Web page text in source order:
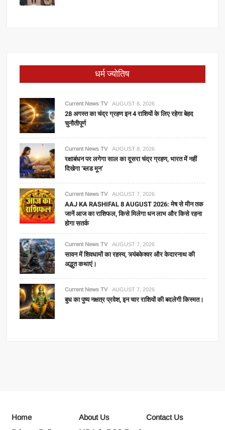
धर्म ज्योतिष
Current News TV AUGUST 8, 2026
28 अगस्त का चंद्र ग्रहण इन 4 राशियों के लिए रहेगा बेहद
चुनौतीपूर्ण
Current News TV AUGUST 8, 2026
रक्षाबंधन पर लगेगा साल का दूसरा चंद्र ग्रहण, भारत में नहीं
दिखेगा ‘ब्लड मून’
Current News TV AUGUST 7, 2026
AAJ KA RASHIFAL 8 AUGUST 2026: मेष से मीन तक
जानें आज का राशिफल, किसे मिलेगा धन लाभ और किसे रहना
होगा सतर्क
Current News TV AUGUST 7, 2026
सावन में शिवधामों का रहस्य, त्र्यंबकेश्वर और केदारनाथ की
अद्भुत कथाएं।
Current News TV AUGUST 7, 2026
बुध का पुष्य नक्षत्र प्रवेश, इन चार राशियों की बदलेगी किस्मत।
Home About Us
Contact Us